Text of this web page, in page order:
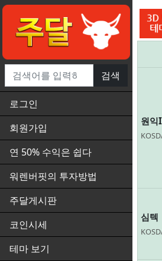
검색
로그인
회원가입
연 50% 수익은 쉽다
워렌버핏의 투자방법
주달게시판
코인시세
테마 보기
원익
심텍